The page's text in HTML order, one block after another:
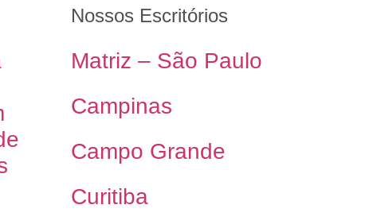
Nossos Escritórios
Matriz – São Paulo
Campinas
Campo Grande
Curitiba